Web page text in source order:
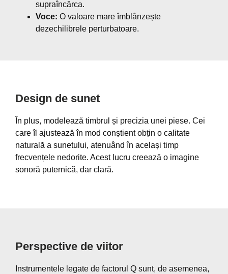
supraîncărca.
Voce: O valoare mare îmblânzește
dezechilibrele perturbatoare.
Design de sunet
În plus, modelează timbrul și precizia unei piese. Cei
care îl ajustează în mod conștient obțin o calitate
naturală a sunetului, atenuând în același timp
frecvențele nedorite. Acest lucru creează o imagine
sonoră puternică, dar clară.
Perspective de viitor
Instrumentele legate de factorul Q sunt, de asemenea,